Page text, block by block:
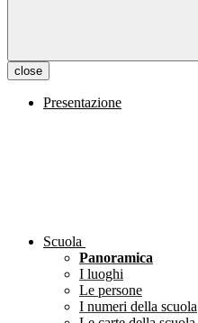
close
Presentazione
Scuola
Panoramica
I luoghi
Le persone
I numeri della scuola